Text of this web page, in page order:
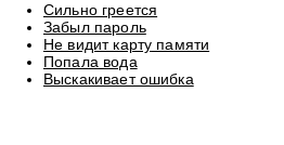
Сильно греется
Забыл пароль
Не видит карту памяти
Попала вода
Выскакивает ошибка